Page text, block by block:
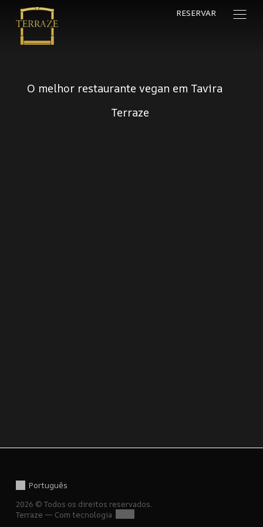
RESERVAR
O melhor restaurante vegan em Tavira
Terraze
Português
2026 © Todos os direitos reservados.
Terraze — Com tecnologia